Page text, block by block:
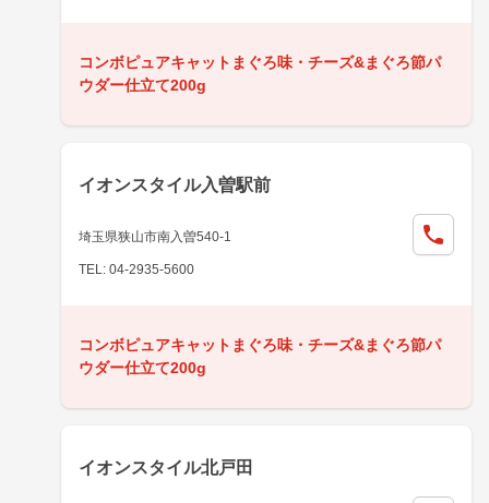
コンボピュアキャットまぐろ味・チーズ&まぐろ節パ
ウダー仕立て200g
イオンスタイル入曽駅前
埼玉県狭山市南入曽540-1
TEL: 04-2935-5600
コンボピュアキャットまぐろ味・チーズ&まぐろ節パ
ウダー仕立て200g
イオンスタイル北戸田